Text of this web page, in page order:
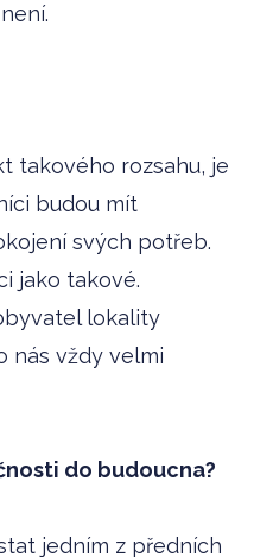
takového rozsahu, je
budou mít
svých potřeb.
jako takové.
lokality
nás vždy velmi
do budoucna?
jedním z předních